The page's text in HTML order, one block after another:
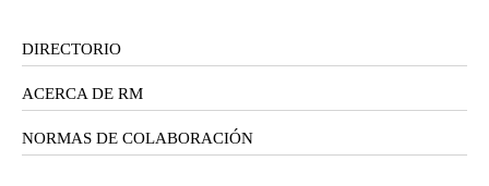
DIRECTORIO
ACERCA DE RM
NORMAS DE COLABORACIÓN